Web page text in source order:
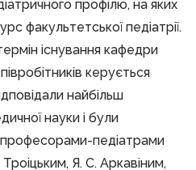
профілю, на яких
факультетської педіатрії.
існування кафедри
керується
найбільш
науки і були
професорами-педіатрами
Я. С. Аркавіним,